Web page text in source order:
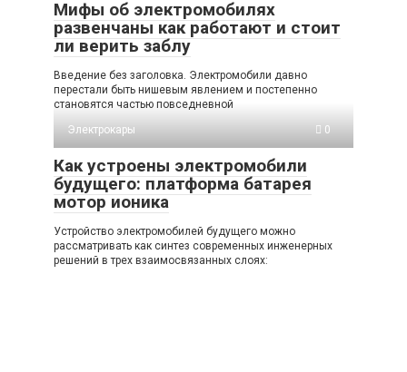
Мифы об электромобилях
развенчаны как работают и стоит
ли верить заблу
Введение без заголовка. Электромобили давно
перестали быть нишевым явлением и постепенно
становятся частью повседневной
Электрокары
0
Как устроены электромобили
будущего: платформа батарея
мотор ионика
Устройство электромобилей будущего можно
рассматривать как синтез современных инженерных
решений в трех взаимосвязанных слоях: